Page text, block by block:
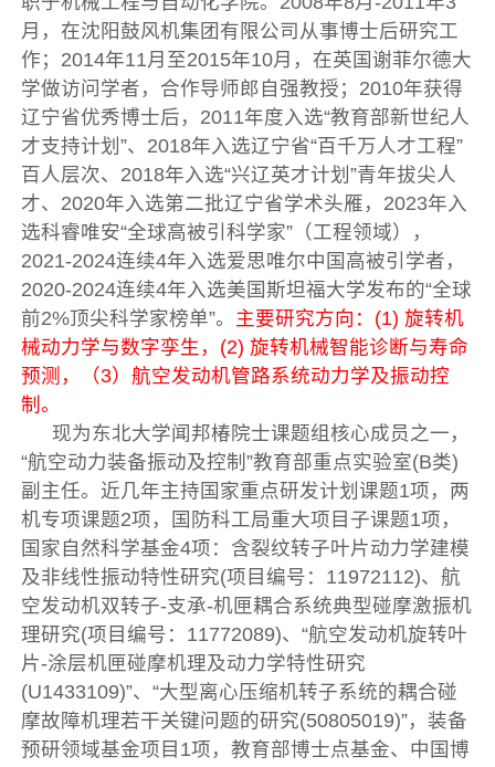
月，在沈阳鼓风机集团有限公司从事博士后研究工
作；2014年11月至2015年10月，在英国谢菲尔德大
学做访问学者，合作导师郎自强教授；2010年获得
辽宁省优秀博士后，2011年度入选“教育部新世纪人
才支持计划”、2018年入选辽宁省“百千万人才工程”
百人层次、2018年入选“兴辽英才计划”青年拔尖人
才、2020年入选第二批辽宁省学术头雁，2023年入
选科睿唯安“全球高被引科学家”（工程领域），
2021-2024连续4年入选爱思唯尔中国高被引学者，
2020-2024连续4年入选美国斯坦福大学发布的“全球
前2%顶尖科学家榜单”。 主要研究方向：(1) 旋转机
械动力学与数字孪生，(2) 旋转机械智能诊断与寿命
预测，（3）航空发动机管路系统动力学及振动控
制。
现为东北大学闻邦椿院士课题组核心成员之一，
“航空动力装备振动及控制”教育部重点实验室(B类)
副主任。近几年主持国家重点研发计划课题1项，两
机专项课题2项，国防科工局重大项目子课题1项，
国家自然科学基金4项：含裂纹转子叶片动力学建模
及非线性振动特性研究(项目编号：11972112)、航
空发动机双转子-支承-机匣耦合系统典型碰摩激振机
理研究(项目编号：11772089)、“航空发动机旋转叶
片-涂层机匣碰摩机理及动力学特性研究
(U1433109)”、“大型离心压缩机转子系统的耦合碰
摩故障机理若干关键问题的研究(50805019)”，装备
预研领域基金项目1项，教育部博士点基金、中国博